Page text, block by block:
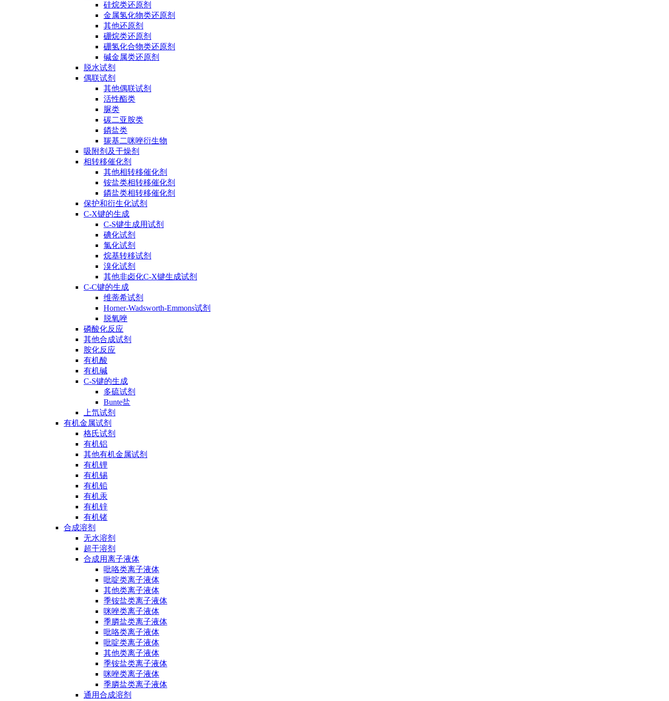
硅烷类还原剂
金属氢化物类还原剂
其他还原剂
硼烷类还原剂
硼氢化合物类还原剂
碱金属类还原剂
脱水试剂
偶联试剂
其他偶联试剂
活性酯类
脲类
碳二亚胺类
鏻盐类
羰基二咪唑衍生物
吸附剂及干燥剂
相转移催化剂
其他相转移催化剂
铵盐类相转移催化剂
鏻盐类相转移催化剂
保护和衍生化试剂
C-X键的生成
C-S键生成用试剂
碘化试剂
氯化试剂
烷基转移试剂
溴化试剂
其他非卤化C-X键生成试剂
C-C键的生成
维蒂希试剂
Horner-Wadsworth-Emmons试剂
脱氧唑
磷酸化反应
其他合成试剂
胺化反应
有机酸
有机碱
C-S键的生成
多硫试剂
Bunte盐
上氘试剂
有机金属试剂
格氏试剂
有机铝
其他有机金属试剂
有机锂
有机锡
有机铅
有机汞
有机锌
有机锗
合成溶剂
无水溶剂
超干溶剂
合成用离子液体
吡咯类离子液体
吡啶类离子液体
其他类离子液体
季铵盐类离子液体
咪唑类离子液体
季膦盐类离子液体
吡咯类离子液体
吡啶类离子液体
其他类离子液体
季铵盐类离子液体
咪唑类离子液体
季膦盐类离子液体
通用合成溶剂